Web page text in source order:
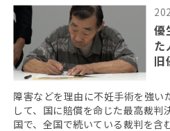
優
た
旧
障害などを理由に不妊手術を強い
して、国に賠償を命じた最高裁判
国で、全国で続いている裁判を含